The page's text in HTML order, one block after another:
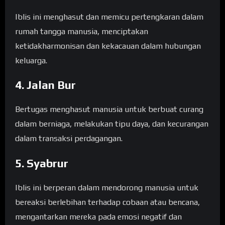
Iblis ini menghasut dan memicu pertengkaran dalam
rumah tangga manusia, menciptakan
ketidakharmonisan dan kekacauan dalam hubungan
keluarga.
4. Jalan Bur
Bertugas menghasut manusia untuk berbuat curang
dalam berniaga, melakukan tipu daya, dan kecurangan
dalam transaksi perdagangan.
5. Syabrur
Iblis ini berperan dalam mendorong manusia untuk
bereaksi berlebihan terhadap cobaan atau bencana,
mengantarkan mereka pada emosi negatif dan